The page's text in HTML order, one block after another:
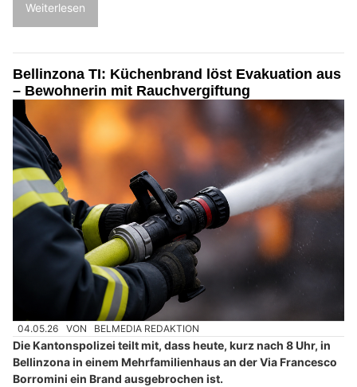
Weiterlesen
Bellinzona TI: Küchenbrand löst Evakuation aus
– Bewohnerin mit Rauchvergiftung
04.05.26 VON BELMEDIA REDAKTION
Die Kantonspolizei teilt mit, dass heute, kurz nach 8 Uhr, in
Bellinzona in einem Mehrfamilienhaus an der Via Francesco
Borromini ein Brand ausgebrochen ist.